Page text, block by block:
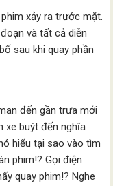
xảy ra trước mặt.
và tất cả diễn
sau khi quay phần
đến gần trưa mới
xe buýt đến nghĩa
hiểu tại sao vào tìm
phim!? Gọi điện
quay phim!? Nghe